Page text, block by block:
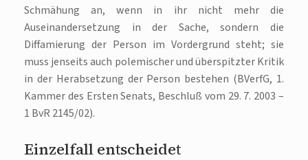
Schmähung an, wenn in ihr nicht mehr die
Auseinandersetzung in der Sache, sondern die
Diffamierung der Person im Vordergrund steht; sie
muss jenseits auch polemischer und überspitzter Kritik
in der Herabsetzung der Person bestehen (BVerfG, 1.
Kammer des Ersten Senats, Beschluß vom 29. 7. 2003 –
1 BvR 2145/02).
Einzelfall entscheidet